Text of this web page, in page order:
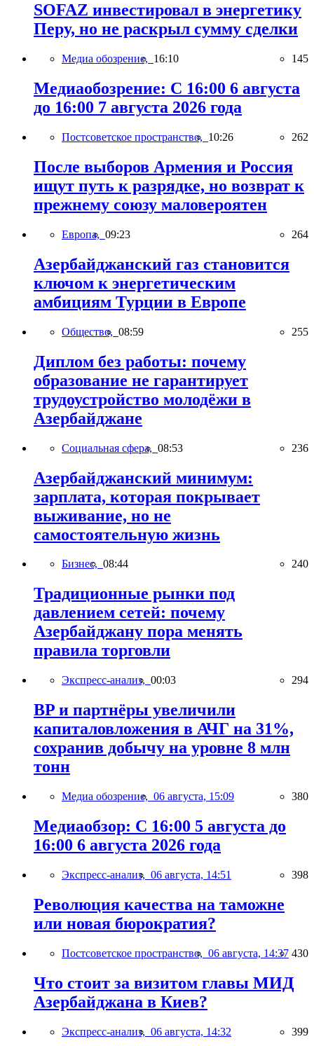
SOFAZ инвестировал в энергетику
Перу, но не раскрыл сумму сделки
Медиа обозрение, 16:10 145
Медиаобозрение: С 16:00 6 августа
до 16:00 7 августа 2026 года
Постсоветское пространство, 10:26 262
После выборов Армения и Россия
ищут путь к разрядке, но возврат к
прежнему союзу маловероятен
Европа, 09:23 264
Азербайджанский газ становится
ключом к энергетическим
амбициям Турции в Европе
Общество, 08:59 255
Диплом без работы: почему
образование не гарантирует
трудоустройство молодёжи в
Азербайджане
Социальная сфера, 08:53 236
Азербайджанский минимум:
зарплата, которая покрывает
выживание, но не
самостоятельную жизнь
Бизнес, 08:44 240
Традиционные рынки под
давлением сетей: почему
Азербайджану пора менять
правила торговли
Экспресс-анализ, 00:03 294
BP и партнёры увеличили
капиталовложения в АЧГ на 31%,
сохранив добычу на уровне 8 млн
тонн
Медиа обозрение, 06 августа, 15:09 380
Медиаобзор: С 16:00 5 августа до
16:00 6 августа 2026 года
Экспресс-анализ, 06 августа, 14:51 398
Революция качества на таможне
или новая бюрократия?
Постсоветское пространство, 06 августа, 14:37 430
Что стоит за визитом главы МИД
Азербайджана в Киев?
Экспресс-анализ, 06 августа, 14:32 399